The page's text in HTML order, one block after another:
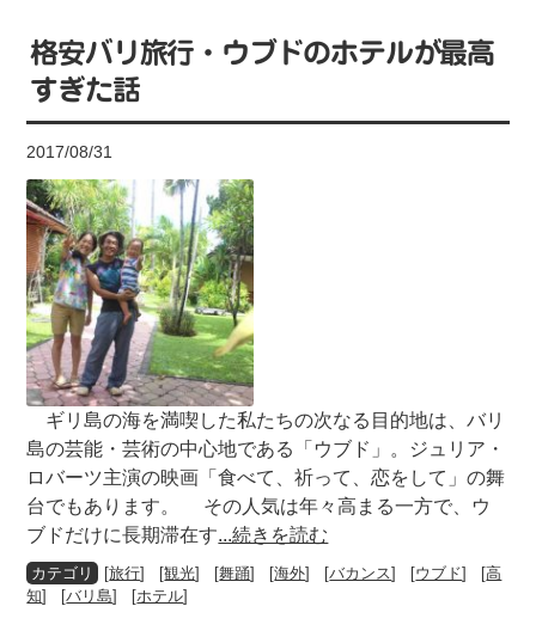
格安バリ旅行・ウブドのホテルが最高
すぎた話
2017/08/31
ギリ島の海を満喫した私たちの次なる目的地は、バリ
島の芸能・芸術の中心地である「ウブド」。ジュリア・
ロバーツ主演の映画「食べて、祈って、恋をして」の舞
台でもあります。 その人気は年々高まる一方で、ウ
ブドだけに長期滞在す...続きを読む
[旅行] [観光] [舞踊] [海外] [バカンス] [ウブド] [高
知] [バリ島] [ホテル]